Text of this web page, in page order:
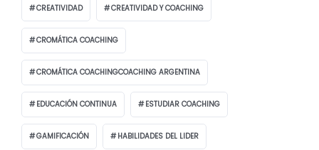
CREATIVIDAD CREATIVIDAD Y COACHING
CROMÁTICA COACHING
CROMÁTICA COACHINGCOACHING ARGENTINA
EDUCACIÓN CONTINUA ESTUDIAR COACHING
GAMIFICACIÓN HABILIDADES DEL LIDER